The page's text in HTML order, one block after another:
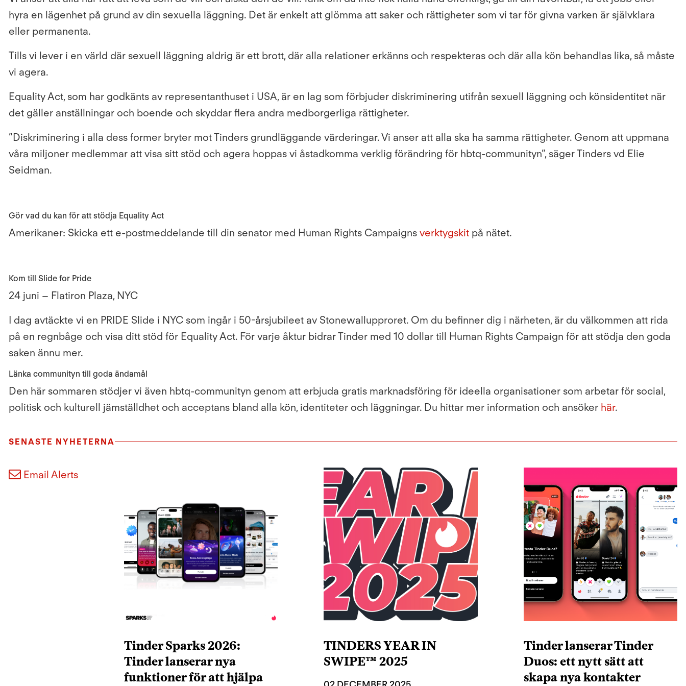
hyra en lägenhet på grund av din sexuella läggning. Det är enkelt att glömma att saker och rättigheter som vi tar för givna varken är självklara
eller permanenta.
Tills vi lever i en värld där sexuell läggning aldrig är ett brott, där alla relationer erkänns och respekteras och där alla kön behandlas lika, så måste
vi agera.
Equality Act, som har godkänts av representanthuset i USA, är en lag som förbjuder diskriminering utifrån sexuell läggning och könsidentitet när
det gäller anställningar och boende och skyddar flera andra medborgerliga rättigheter.
”Diskriminering i alla dess former bryter mot Tinders grundläggande värderingar. Vi anser att alla ska ha samma rättigheter. Genom att uppmana
våra miljoner medlemmar att visa sitt stöd och agera hoppas vi åstadkomma verklig förändring för hbtq-communityn”, säger Tinders vd Elie
Seidman.
Gör vad du kan för att stödja Equality Act
Amerikaner: Skicka ett e-postmeddelande till din senator med Human Rights Campaigns verktygskit på nätet.
Kom till Slide for Pride
24 juni – Flatiron Plaza, NYC
I dag avtäckte vi en PRIDE Slide i NYC som ingår i 50-årsjubileet av Stonewallupproret. Om du befinner dig i närheten, är du välkommen att rida
på en regnbåge och visa ditt stöd för Equality Act. För varje åktur bidrar Tinder med 10 dollar till Human Rights Campaign för att stödja den goda
saken ännu mer.
Länka communityn till goda ändamål
Den här sommaren stödjer vi även hbtq-communityn genom att erbjuda gratis marknadsföring för ideella organisationer som arbetar för social,
politisk och kulturell jämställdhet och acceptans bland alla kön, identiteter och läggningar. Du hittar mer information och ansöker här.
SENASTE NYHETERNA
Email Alerts
Tinder Sparks 2026:
Tinder lanserar nya
funktioner för att hjälpa
TINDERS YEAR IN
SWIPE™ 2025
Tinder lanserar Tinder
Duos: ett nytt sätt att
skapa nya kontakter